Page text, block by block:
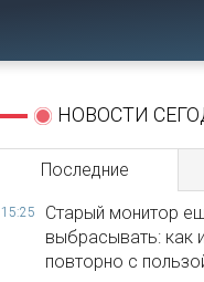
НОВОСТИ
Последние
15:25
Старый монитор
выбрасывать: как
повторно с